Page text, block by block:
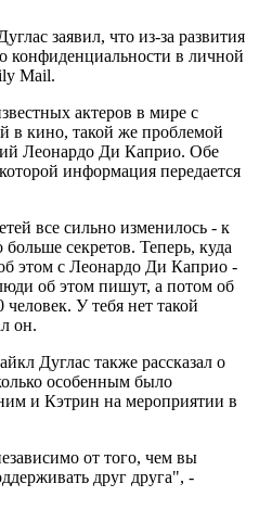
заявил, что из-за развития
конфиденциальности в личной
Mail.
актеров в мире с
в кино, такой же проблемой
Леонардо Ди Каприо. Обе
информация передается
все сильно изменилось - к
секретов. Теперь, куда
этом с Леонардо Ди Каприо -
об этом пишут, а потом об
У тебя нет такой
он.
Дуглас также рассказал о
особенным было
и Кэтрин на мероприятии в
от того, чем вы
друг друга", -